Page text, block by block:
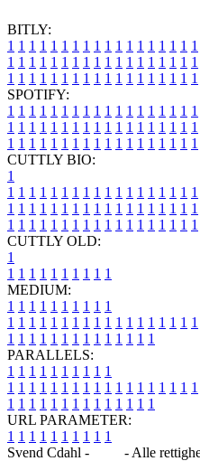
BITLY:
1 1 1 1 1 1 1 1 1 1 1 1 1 1 1 1 1 1
1 1 1 1 1 1 1 1 1 1 1 1 1 1 1 1 1 1
1 1 1 1 1 1 1 1 1 1 1 1 1 1 1 1 1 1
SPOTIFY:
1 1 1 1 1 1 1 1 1 1 1 1 1 1 1 1 1 1
1 1 1 1 1 1 1 1 1 1 1 1 1 1 1 1 1 1
1 1 1 1 1 1 1 1 1 1 1 1 1 1 1 1 1 1
CUTTLY BIO:
1
1 1 1 1 1 1 1 1 1 1 1 1 1 1 1 1 1 1
1 1 1 1 1 1 1 1 1 1 1 1 1 1 1 1 1 1
1 1 1 1 1 1 1 1 1 1 1 1 1 1 1 1 1 1
CUTTLY OLD:
1
1 1 1 1 1 1 1 1 1 1
MEDIUM:
1 1 1 1 1 1 1 1 1 1
1 1 1 1 1 1 1 1 1 1 1 1 1 1 1 1 1 1
1 1 1 1 1 1 1 1 1 1 1 1 1 1
PARALLELS:
1 1 1 1 1 1 1 1 1 1
1 1 1 1 1 1 1 1 1 1 1 1 1 1 1 1 1 1
1 1 1 1 1 1 1 1 1 1 1 1 1 1
URL PARAMETER:
1 1 1 1 1 1 1 1 1 1
Svend Cdahl -
- Alle